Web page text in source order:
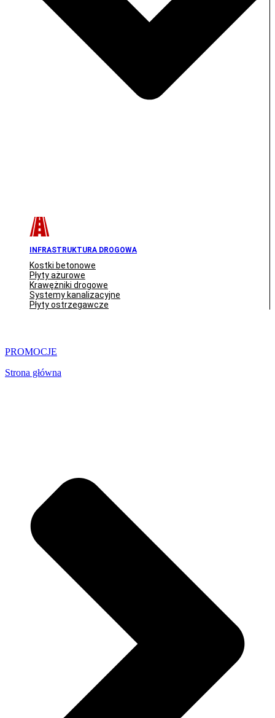
INFRASTRUKTURA DROGOWA
Kostki betonowe
Płyty ażurowe
Krawężniki drogowe
Systemy kanalizacyjne
Płyty ostrzegawcze
PROMOCJE
Strona główna